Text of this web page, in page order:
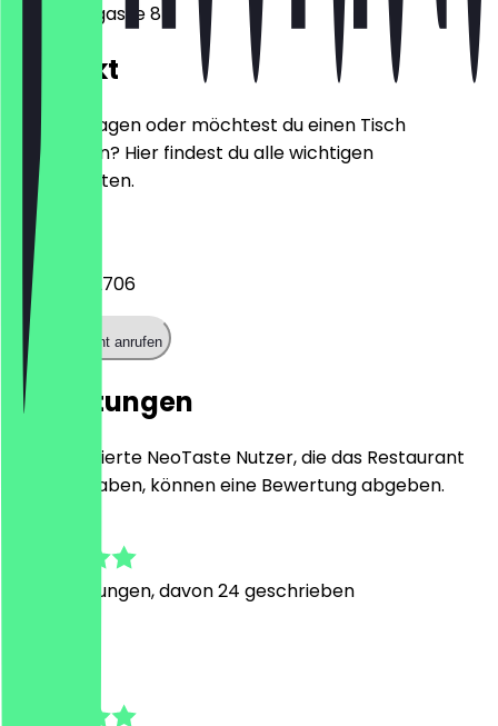
Kastenalsgasse 8
Kontakt
Hast du Fragen oder möchtest du einen Tisch
reservieren? Hier findest du alle wichtigen
Kontaktdaten.
Telefon
056150342706
Restaurant anrufen
Bewertungen
Nur registrierte NeoTaste Nutzer, die das Restaurant
besucht haben, können eine Bewertung abgeben.
Bewertungen, davon 24 geschrieben